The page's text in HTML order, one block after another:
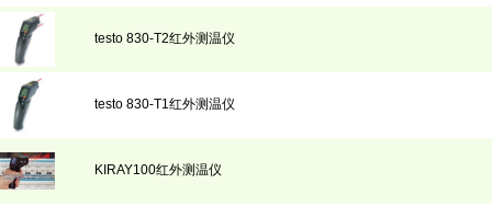
testo 830-T2红外测温仪
testo 830-T1红外测温仪
KIRAY100红外测温仪